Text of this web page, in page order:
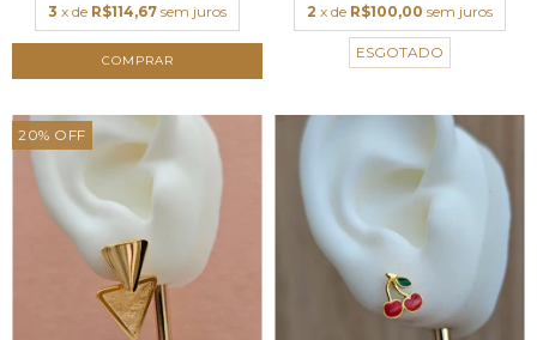
3 x de R$114,67 sem juros 2 x de R$100,00 sem juros
ESGOTADO
20% OFF